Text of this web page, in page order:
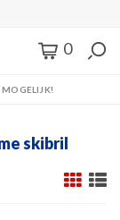
0
MOGELIJK!
skibril